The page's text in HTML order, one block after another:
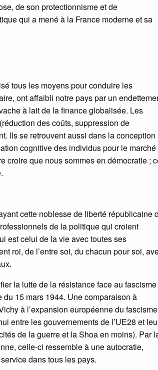
de son protectionnisme et de
qui a mené à la France moderne et sa
tous les moyens pour conduire les
ont affaibli notre pays par un
à lait de la finance globalisée. Les
des coûts, suppression de
Ils se retrouvent aussi dans la conception
cognitive des individus pour le marché
croire que nous sommes en démocratie ;
cette noblesse de liberté républicaine
de la politique qui croient
est celui de la vie avec toutes ses
roi, de l’entre soi, du chacun pour soi,
la lutte de la résistance face au fascisme
15 mars 1944. Une comparaison à
à l’expansion européenne du fascisme
entre les gouvernements de l’UE28 et
de la guerre et la Shoa en moins). Par
celle-ci ressemble à une autocratie,
dans tous les pays.